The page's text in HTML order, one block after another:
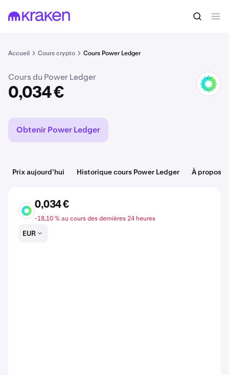
Accueil Cours crypto Cours Power Ledger
0,034 € Acheter du POWR
Cours du Power Ledger
0,034 €
POWR
Obtenir Power Ledger
Prix aujourd’hui Historique cours Power Ledger À propos
POWR
0,034 €
-18,10 % au cours des dernières 24 heures
EUR